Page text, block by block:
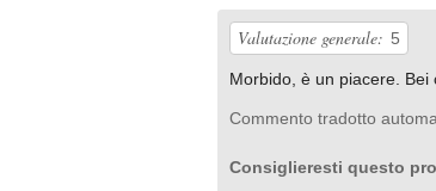
Valutazione generale: 5
Morbido, è un piacere. Bei
Commento tradotto
Consiglieresti questo